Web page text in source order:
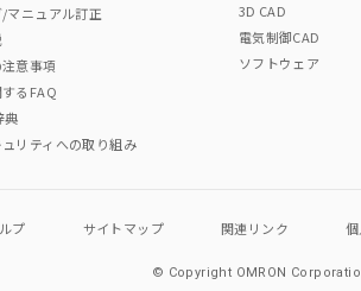
も、流通在庫等で未対応品が混在する可能
売店へお問い合わせください。
マニュアル訂正
意事項
るFAQ
典
リティへの取り組み
3D CAD
電気制御CAD
ソフトウェア
プ サイトマップ 関連リンク
© Copyright OMRON